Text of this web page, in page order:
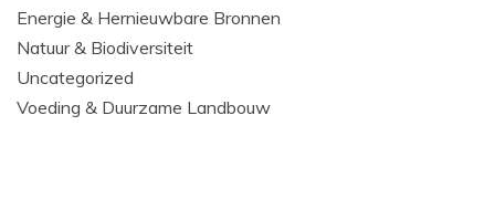
Energie & Hernieuwbare Bronnen
Natuur & Biodiversiteit
Uncategorized
Voeding & Duurzame Landbouw